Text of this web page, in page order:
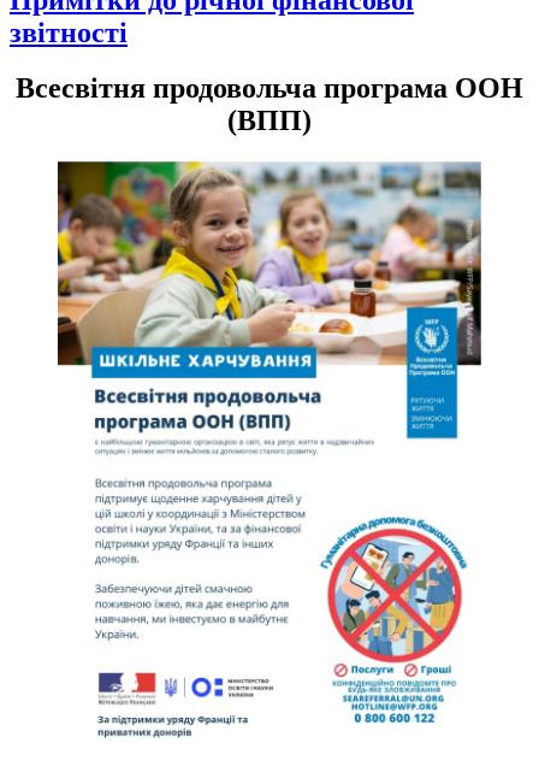
звітності
Всесвітня продовольча програма ООН
(ВПП)